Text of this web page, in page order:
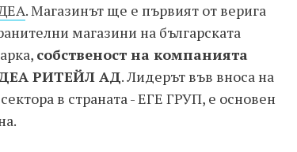
. Магазинът ще е първият от верига
магазини на българската
собственост на компанията
РИТЕЙЛ АД. Лидерът във вноса на
в страната - ЕГЕ ГРУП, е основен